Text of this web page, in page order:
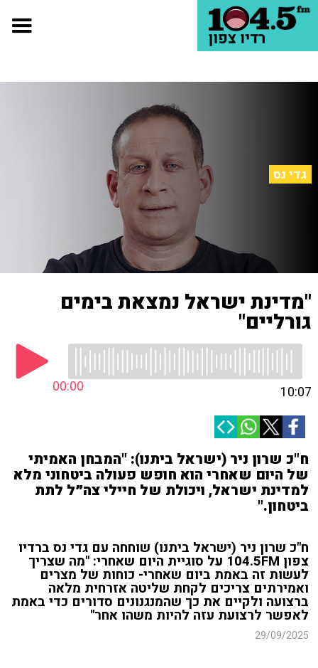
גדי נס
"מדינת ישראל נמצאת בימים
גורליים"
00:00 10:07
ח"כ שרון ניר (ישראל ביתנו): "המבחן האמיתי
של היום שאחרי הוא חופש פעולה ביטחוני מלא
למדינת ישראל, ויכולת של חיילי צה״ל לתת
ביטחון."
ח"כ שרון ניר (ישראל ביתנו) שוחחה עם גדי נס ברדיו
צפון 104.5FM על סוגיית היום שאחרי: "מה שצריך
לעשות זה באמת ביום שאחרי- כוחות של מצרים
ואמירתים צריכים לקחת שליטה אזרחית מלאה
ברצועה ולקיים את כך שהמנגנונים סדורים כדי באמת
לאפשר לרצועת עזה להיות משהו אחר"
29/09/2025